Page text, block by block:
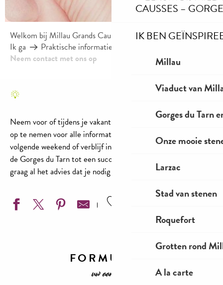
CAUSSES –
IK BEN
Millau
Viaduct van
Gorges du Tarn
Onze mooie
Larzac
Stad van stenen
Roquefort
Grotten rond
A la carte
Welkom bij Millau Grands Causses – Gorges du Tarn
Ik ga
Praktische informatie
Neem contact met ons op
Neem voor of tijdens je vakantie de tijd om contact met ons
op te nemen voor alle informatie die je nodig hebt om je
volgende weekend of verblijf in Millau, de Grands Causses en
de Gorges du Tarn tot een succes te maken. We geven je
graag al het advies dat je nodig hebt.
Ajouter aux favoris
FORMULEER
uw aanvraag